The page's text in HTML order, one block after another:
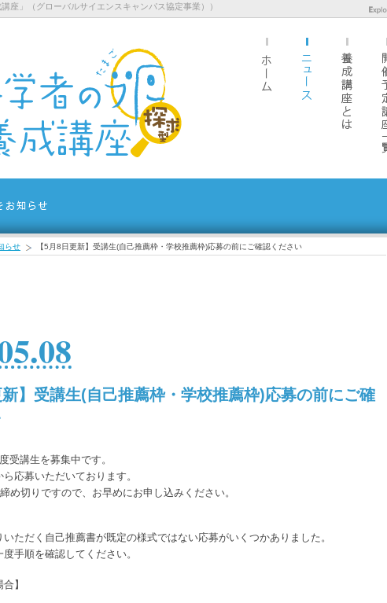
座」（グローバルサイエンスキャンパス協定事業））
らせ 【5月8日更新】受講生(自己推薦枠・学校推薦枠)応募の前にご確認ください
新】受講生(自己推薦枠・学校推薦枠)応募の前にご確
受講生を募集中です。
応募いただいております。
め切りですので、お早めにお申し込みください。
ただく自己推薦書が既定の様式ではない応募がいくつかありました。
手順を確認してください。
】